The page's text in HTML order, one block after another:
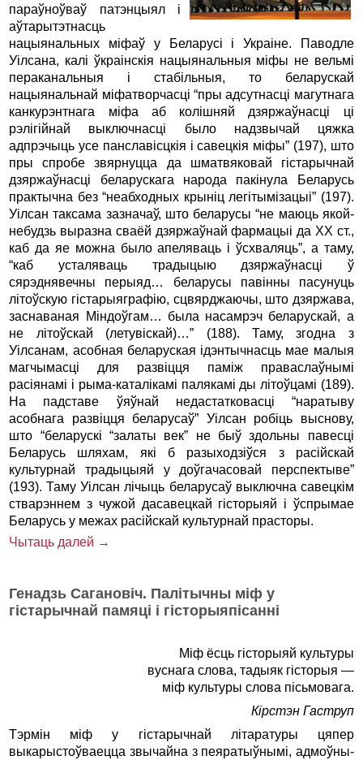
параўноўваў патэнцыял і
аўтарытэтнасць
нацыянальных міфаў у Беларусі і Украіне. Паводле
Уілсана, калі ўкраінскія нацыянальныя міфы не вельмі
пераканальныя і стабільныя, то беларускай
нацыянальнай міфатворчасці “пры адсутнасці магутнага
канкурэнтнага міфа аб колішняй дзяржаўнасці ці
рэлігійнай выключнасці было надзвычай цяжка
адпрэчыць усе панславісцкія і савецкія міфы” (197), што
пры спробе звярнуцца да шматвяковай гістарычнай
дзяржаўнасці беларускага народа пакінула Беларусь
практычна без “неабходных крыніц легітымізацыі” (197).
Уілсан таксама зазначаў, што беларусы “не маюць якой-
небудзь выразна сваёй дзяржаўнай фармацыі да XX ст.,
каб да яе можна было апеляваць і ўсхваляць”, а таму,
“каб усталяваць традыцыю дзяржаўнасці ў
сярэднявечны перыяд… беларусы павінны пасунуць
літоўскую гістарыяграфію, сцвярджаючы, што дзяржава,
заснаваная Міндоўгам… была насамрэч беларускай, а
не літоўскай (летувіскай)…” (188). Таму, згодна з
Уілсанам, асобная беларуская ідэнтычнасць мае малыя
магчымасці для развіцця паміж праваслаўнымі
расіянамі і рыма-каталікамі палякамі ды літоўцамі (189).
На падставе ўяўнай недастатковасці “наратыву
асобнага развіцця беларусаў” Уілсан робіць выснову,
што “беларускі “залаты век” не быў здольны павесці
Беларусь шляхам, які б разыходзіўся з расійскай
культурнай традыцыяй у доўгачасовай перспектыве”
(193). Таму Уілсан лічыць беларусаў выключна савецкім
стварэннем з чужой дасавецкай гісторыяй і ўспрымае
Беларусь у межах расійскай культурнай прасторы.
Чытаць далей →
Генадзь Сагановіч. Палітычны міф у
гістарычнай памяці і гісторыяпісанні
Міф ёсць гісторыяй культуры
вуснага слова, тадыяк гісторыя —
міф культуры слова пісьмовага.
Кірстэн Гаструп
Тэрмін міф у гістарычнай літаратуры цяпер
выкарыстоўваецца звычайна з пеяратыўнымі, адмоўны-